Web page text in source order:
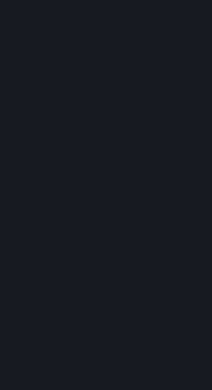
理由がわからない>とりあえず
Webブラウザからサブスクラ
Cドライブのユーザディレク
にある>Onedriveの連係解除
HoI4本体・ユーザディレクト
れている場合、ユーザディレ
ランチャーアップデートを行
Steamでワークショップのア
>Steamのダウンロードを確
他に同名のModをDLした>他
仕方なくDL版を使おうとして
解除して導入する